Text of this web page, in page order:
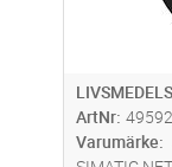
ArtNr
Varumärke